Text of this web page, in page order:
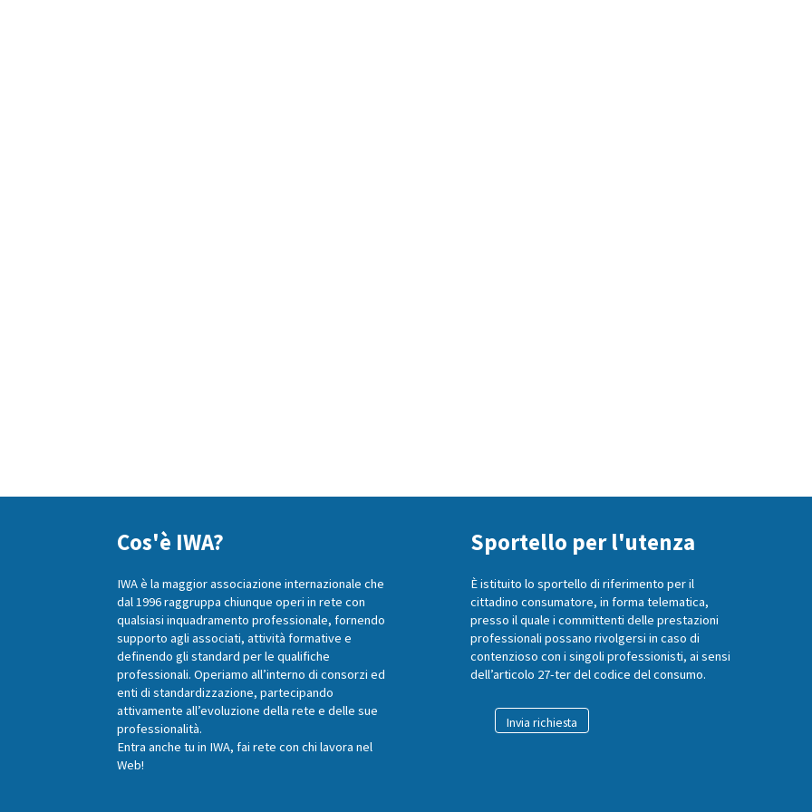
Cos'è IWA?
IWA è la maggior associazione internazionale che
dal 1996 raggruppa chiunque operi in rete con
qualsiasi inquadramento professionale, fornendo
supporto agli associati, attività formative e
definendo gli standard per le qualifiche
professionali. Operiamo all’interno di consorzi ed
enti di standardizzazione, partecipando
attivamente all’evoluzione della rete e delle sue
professionalità.
Entra anche tu in IWA, fai rete con chi lavora nel
Web!
Sportello per l'utenza
È istituito lo sportello di riferimento per il
cittadino consumatore, in forma telematica,
presso il quale i committenti delle prestazioni
professionali possano rivolgersi in caso di
contenzioso con i singoli professionisti, ai sensi
dell’articolo 27-ter del codice del consumo.
Invia richiesta